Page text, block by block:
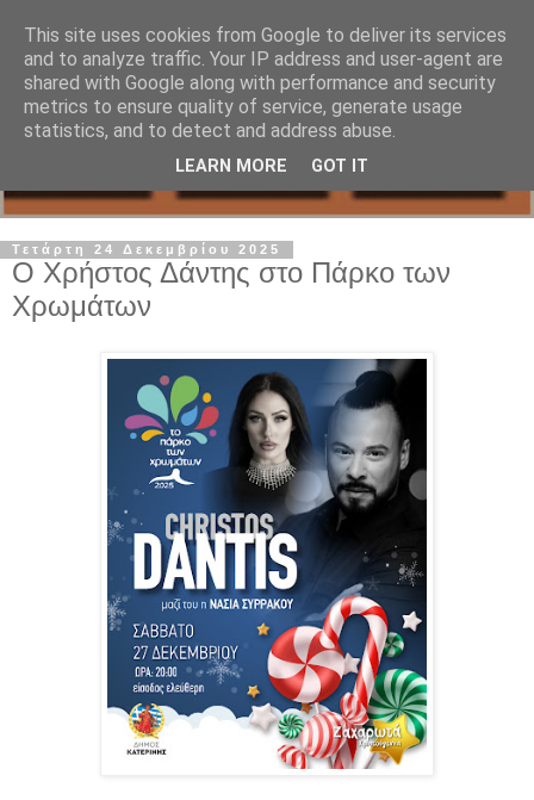
Τετάρτη 24 Δεκεμβρίου 2025
Ο Χρήστος Δάντης στο Πάρκο των
Χρωμάτων
This site uses cookies from Google to deliver its services
and to analyze traffic. Your IP address and user-agent are
shared with Google along with performance and security
metrics to ensure quality of service, generate usage
statistics, and to detect and address abuse.
LEARN MORE GOT IT